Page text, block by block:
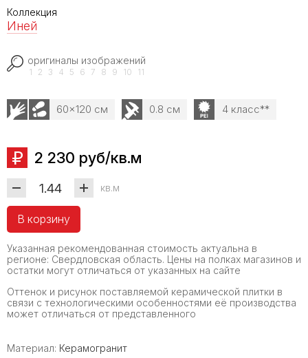
Коллекция
Иней
оригиналы изображений
1 2 3 4 5 6 7 8 9 10 11
60x120 см 0.8 см 4 класс**
2 230 руб/кв.м
кв.м
В корзину
Указанная рекомендованная стоимость актуальна в
регионе: Свердловская область. Цены на полках магазинов и
остатки могут отличаться от указанных на сайте
Оттенок и рисунок поставляемой керамической плитки в
связи с технологическими особенностями её производства
может отличаться от представленного
Материал: Керамогранит